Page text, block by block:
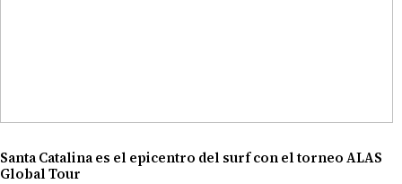
Santa Catalina es el epicentro del surf con el torneo ALAS
Global Tour